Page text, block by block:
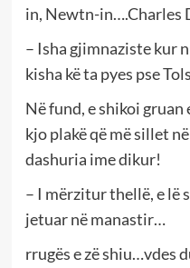
in, Newtn-in….Charles
– Isha gjimnaziste kur
kisha kë ta pyes pse
Në fund, e shikoi
kjo plakë që më sillet
dashuria ime dikur!
– I mërzitur thellë, e lë
jetuar në manastir…
rrugës e zë shiu…vdes